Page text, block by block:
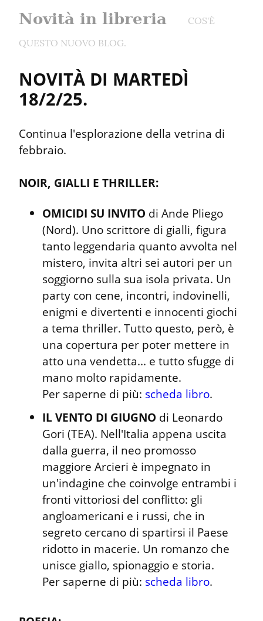
Novità in libreria
COS'È
QUESTO NUOVO BLOG.
NOVITÀ DI MARTEDÌ
18/2/25.
Continua l'esplorazione della vetrina di
febbraio.
NOIR, GIALLI E THRILLER:
OMICIDI SU INVITO di Ande Pliego
(Nord). Uno scrittore di gialli, figura
tanto leggendaria quanto avvolta nel
mistero, invita altri sei autori per un
soggiorno sulla sua isola privata. Un
party con cene, incontri, indovinelli,
enigmi e divertenti e innocenti giochi
a tema thriller. Tutto questo, però, è
una copertura per poter mettere in
atto una vendetta... e tutto sfugge di
mano molto rapidamente.
Per saperne di più: scheda libro.
IL VENTO DI GIUGNO di Leonardo
Gori (TEA). Nell'Italia appena uscita
dalla guerra, il neo promosso
maggiore Arcieri è impegnato in
un'indagine che coinvolge entrambi i
fronti vittoriosi del conflitto: gli
angloamericani e i russi, che in
segreto cercano di spartirsi il Paese
ridotto in macerie. Un romanzo che
unisce giallo, spionaggio e storia.
Per saperne di più: scheda libro.